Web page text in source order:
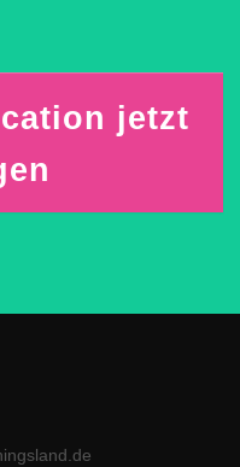
jetzt